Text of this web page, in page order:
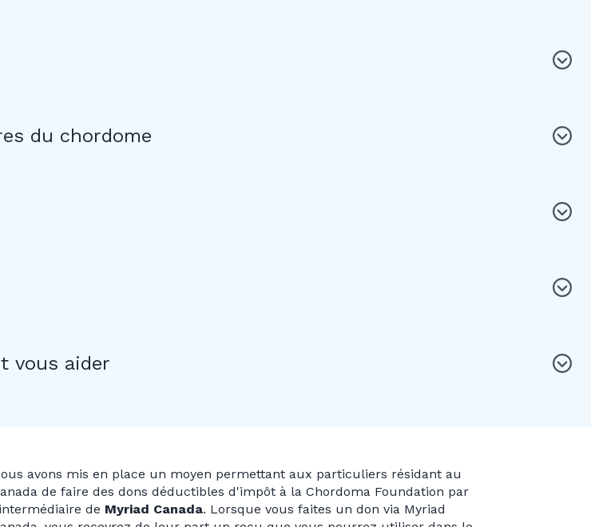
du chordome
vous aider
avons mis en place un moyen permettant aux particuliers résidant au
de faire des dons déductibles d'impôt à la Chordoma Foundation par
de Myriad Canada. Lorsque vous faites un don via Myriad